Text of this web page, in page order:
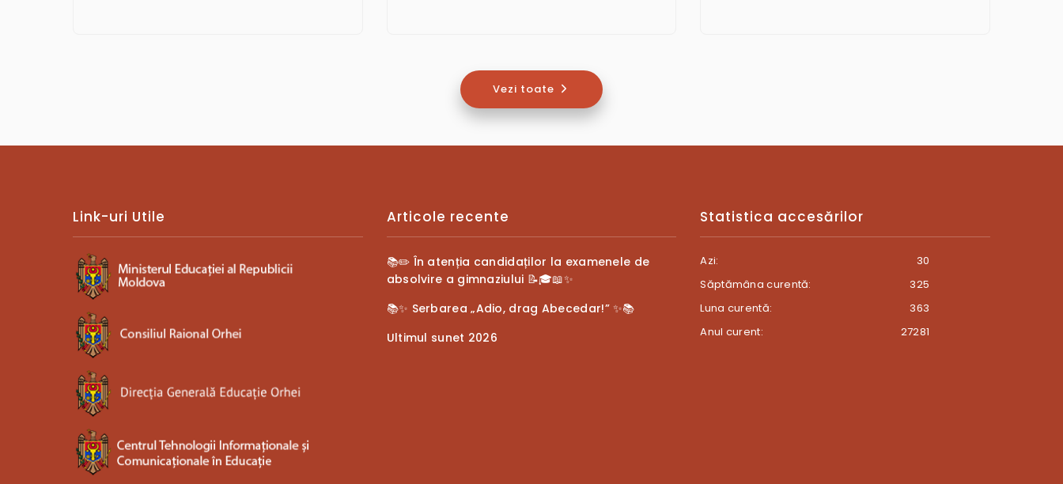
Vezi toate
Link-uri Utile Articole recente
📚✏️ În atenția candidaților la examenele de
absolvire a gimnaziului 📝🎓📖✨
📚✨ Serbarea „Adio, drag Abecedar!” ✨📚
Ultimul sunet 2026
Statistica accesărilor
Azi:
30
Săptămâna curentă:
325
Luna curentă:
363
Anul curent:
27281